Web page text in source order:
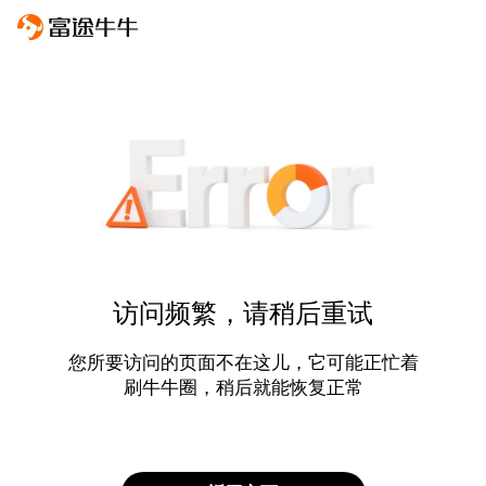
访问频繁，请稍后重试
您所要访问的页面不在这儿，它可能正忙着
刷牛牛圈，稍后就能恢复正常